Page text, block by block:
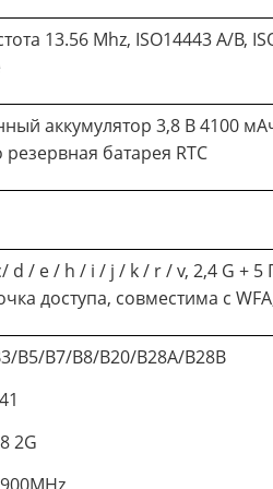
13.56 Mhz, ISO14443 A/B,
аккумулятор 3,8 В 4100
резервная батарея RTC
d / e / h / i / j / k / r / v, 2,4 G + 5
доступа, совместима с
B5/B7/B8/B20/B28A/B28B
2G